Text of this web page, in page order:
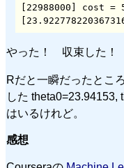
[22988000] cost =
やった！ 収束した！
Rだと一瞬だったとこ
した theta0=23.94153,
はいるけれど。
感想